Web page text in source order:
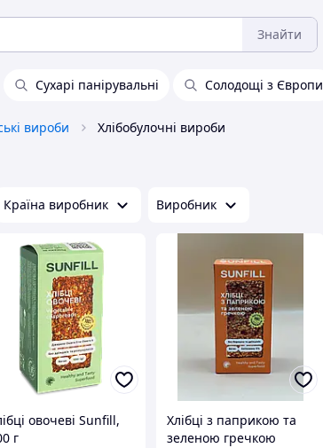
Знайти
Сухарі панірувальні Солодощі з Європи
вироби Хлібобулочні вироби
Країна виробник Виробник
овочеві Sunfill,
г
Хлібці з паприкою та
зеленою гречкою